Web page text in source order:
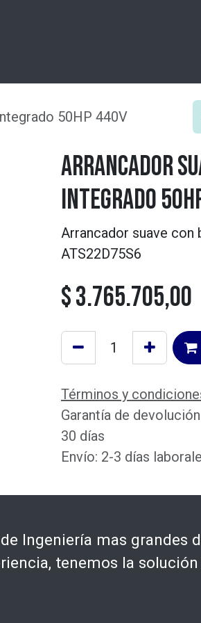
50HP 440V
Arrancador
integrado
Arrancador suave con
ATS22D75S6
$3.765.705,00
Términos y
Garantía de
30 días
Envío: 2-3 días
Ingeniería mas grandes
tenemos la